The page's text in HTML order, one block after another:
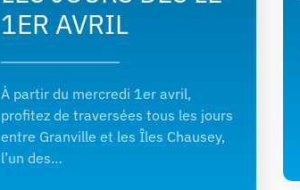
1ER AVRIL
À partir du mercredi 1er avril,
profitez de traversées tous les jours
entre Granville et les Îles Chausey,
l’un des…